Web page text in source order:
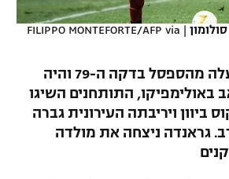
|
FILIPPO MONTEFORTE/AFP via
הקשר הישראלי עלה מהספסל בדקה ה-79 והיה
3:0 הכואב באולימפיקו, התותחנים השיגו
ביוון ויריבתה העירונית גברה
גראנדה ניצחה את מולדה